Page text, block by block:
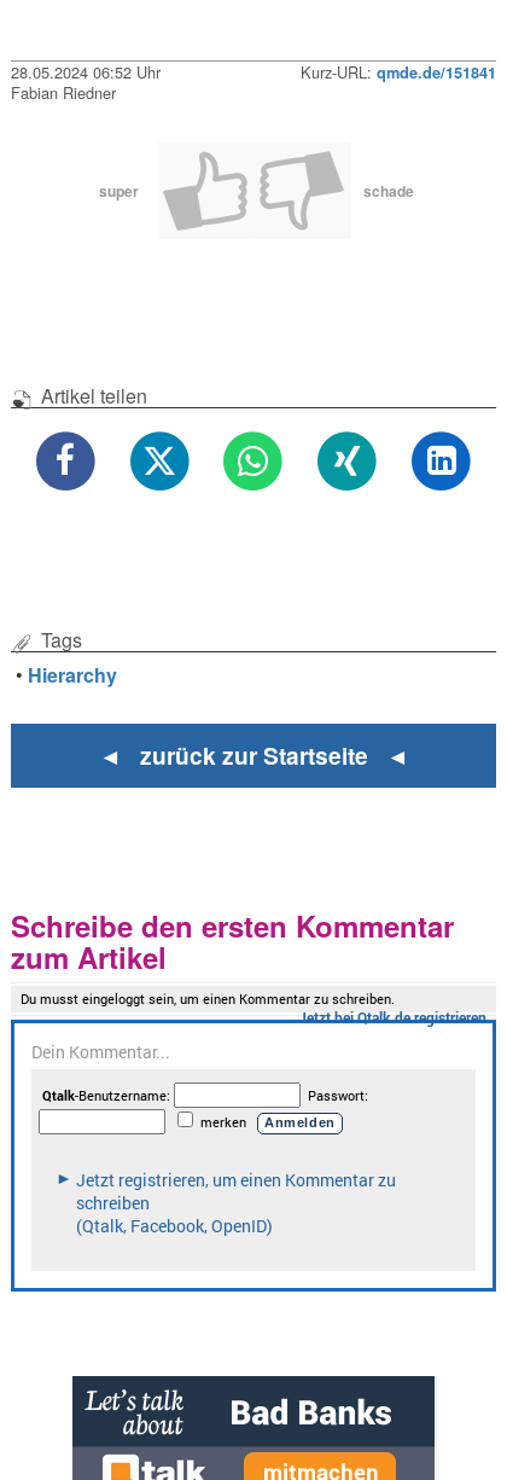
28.05.2024 06:52 Uhr Kurz-URL: qmde.de/151841
Fabian Riedner
super schade
Artikel teilen
Tags
• Hierarchy
◄ zurück zur Startseite ◄
Schreibe den ersten Kommentar
zum Artikel